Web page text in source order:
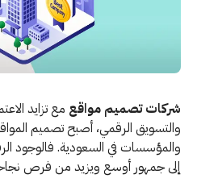
شركات تصميم مواقع مع تزايد
والتسويق الرقمي، أصبح تصميم
والمؤسسات في السعودية. فالوجود
إلى جمهور أوسع ويزيد من فرص